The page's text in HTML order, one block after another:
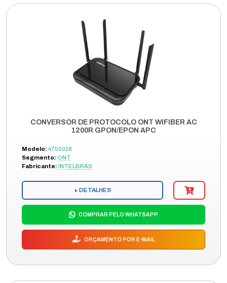
CONVERSOR DE PROTOCOLO ONT WIFIBER AC
1200R GPON/EPON APC
Modelo: 4750018
Segmento: ONT
Fabricante: INTELBRAS
+ DETALHES
COMPRAR PELO WHATSAPP
ORÇAMENTO POR E-MAIL